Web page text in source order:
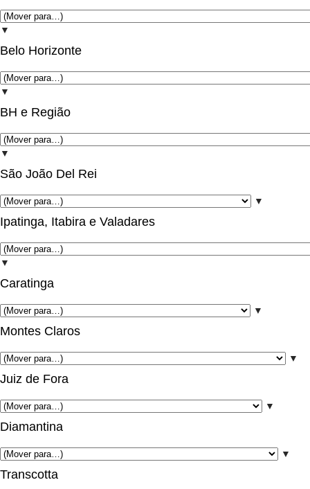
▼
Belo Horizonte
▼
BH e Região
▼
São João Del Rei
▼
Ipatinga, Itabira e Valadares
▼
Caratinga
▼
Montes Claros
▼
Juiz de Fora
▼
Diamantina
▼
Transcotta